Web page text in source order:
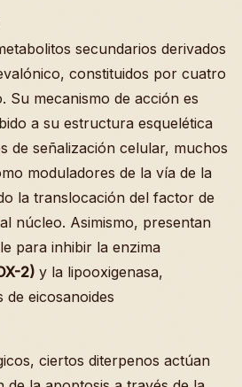
secundarios derivados
constituidos por cuatro
Su mecanismo de acción es
a su estructura esquelética
de señalización celular, muchos
moduladores de la vía de la
la translocación del factor de
al núcleo. Asimismo, presentan
para inhibir la enzima
2) y la lipooxigenasa,
de eicosanoides
ciertos diterpenos actúan